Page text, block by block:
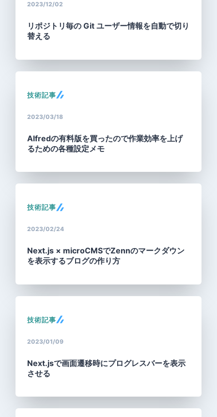
2023/12/02
リポジトリ毎の Git ユーザー情報を自動で切り
替える
技術記事
2023/03/18
Alfredの有料版を買ったので作業効率を上げ
るための各種設定メモ
技術記事
2023/02/24
Next.js × microCMSでZennのマークダウン
を表示するブログの作り方
技術記事
2023/01/09
Next.jsで画面遷移時にプログレスバーを表示
させる